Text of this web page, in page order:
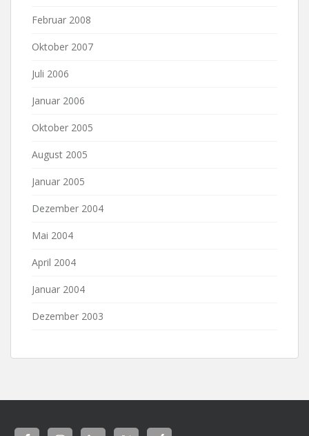
Februar 2008
Oktober 2007
Juli 2006
Januar 2006
Oktober 2005
August 2005
Januar 2005
Dezember 2004
Mai 2004
April 2004
Januar 2004
Dezember 2003